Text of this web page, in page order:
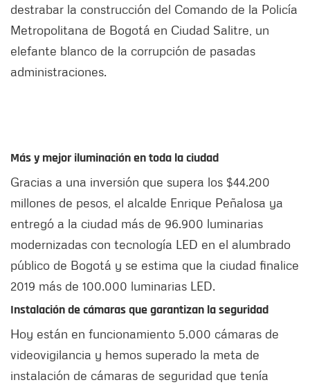
destrabar la construcción del Comando de la Policía
Metropolitana de Bogotá en Ciudad Salitre, un
elefante blanco de la corrupción de pasadas
administraciones.
Más y mejor iluminación en toda la ciudad
Gracias a una inversión que supera los $44.200
millones de pesos, el alcalde Enrique Peñalosa ya
entregó a la ciudad más de 96.900 luminarias
modernizadas con tecnología LED en el alumbrado
público de Bogotá y se estima que la ciudad finalice
2019 más de 100.000 luminarias LED.
Instalación de cámaras que garantizan la seguridad
Hoy están en funcionamiento 5.000 cámaras de
videovigilancia y hemos superado la meta de
instalación de cámaras de seguridad que tenía